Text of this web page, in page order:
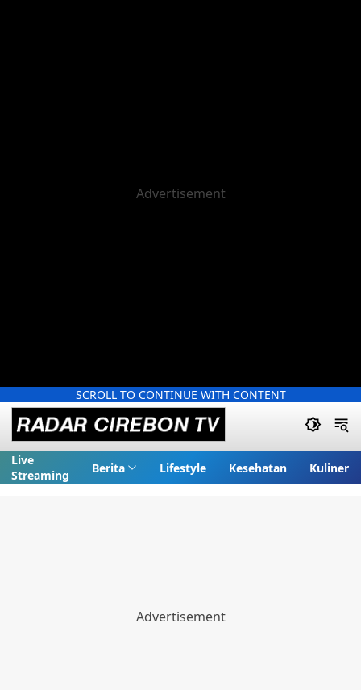
SCROLL TO CONTINUE WITH CONTENT
Live
Streaming
Berita Lifestyle Kesehatan Kuliner